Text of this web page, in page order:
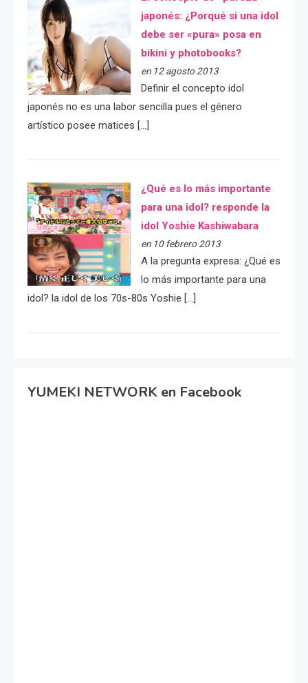
japonés: ¿Porqué si una idol
debe ser «pura» posa en
bikini y photobooks?
en 12 agosto 2013
Definir el concepto idol
japonés no es una labor sencilla pues el género
artístico posee matices […]
¿Qué es lo más importante
para una idol? responde la
idol Yoshie Kashiwabara
en 10 febrero 2013
A la pregunta expresa: ¿Qué es
lo más importante para una
idol? la idol de los 70s-80s Yoshie […]
YUMEKI NETWORK en Facebook